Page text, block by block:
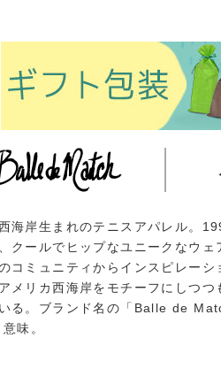
海岸生まれのテニスアパレル。
クールでヒップなユニークなウ
コミュニティからインスピレー
メリカ西海岸をモチーフにしつ
る。ブランド名の「Balle de
味。